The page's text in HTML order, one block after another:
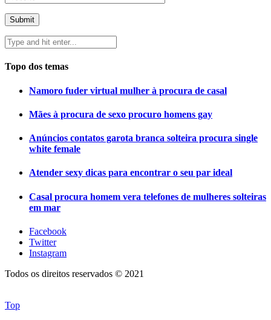
Topo dos temas
Namoro fuder virtual mulher à procura de casal
Mães à procura de sexo procuro homens gay
Anúncios contatos garota branca solteira procura single
white female
Atender sexy dicas para encontrar o seu par ideal
Casal procura homem vera telefones de mulheres solteiras
em mar
Facebook
Twitter
Instagram
Todos os direitos reservados © 2021
Top